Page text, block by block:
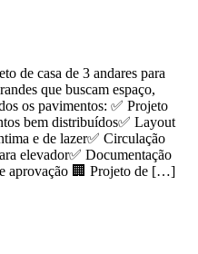
de casa de 3 andares para
que buscam espaço,
os pavimentos: ✅ Projeto
bem distribuídos✅ Layout
e de lazer✅ Circulação
elevador✅ Documentação
aprovação 🏢 Projeto de […]